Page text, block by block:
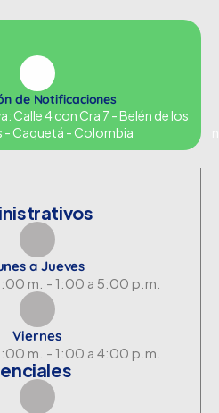
de Notificaciones
Calle 4 con Cra 7 - Belén de los
- Caquetá - Colombia
a Jueves
m. - 1:00 a 5:00 p.m.
Viernes
m. - 1:00 a 4:00 p.m.